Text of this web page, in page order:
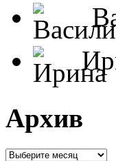
Архив